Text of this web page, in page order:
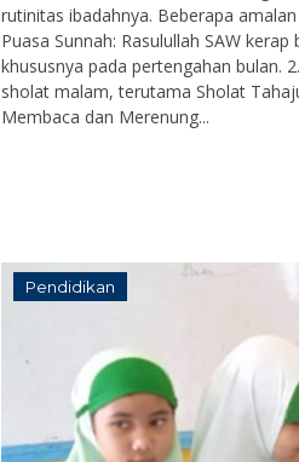
rutinitas ibadahnya. Beberapa
Puasa Sunnah: Rasulullah SAW
khususnya pada pertengahan bulan.
sholat malam, terutama Sholat
Membaca dan Merenung...
Pendidikan